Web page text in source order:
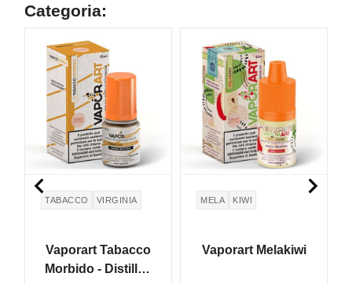
Categoria:
TABACCO VIRGINIA
Vaporart Tabacco
Morbido - Distillati
MELA KIWI
Vaporart Melakiwi
 